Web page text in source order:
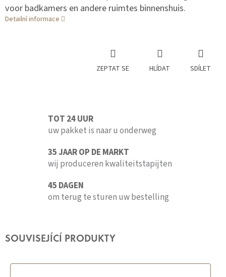
voor badkamers en andere ruimtes binnenshuis.
Detailní informace
ZEPTAT SE HLÍDAT SDÍLET
TOT 24 UUR
uw pakket is naar u onderweg
35 JAAR OP DE MARKT
wij produceren kwaliteitstapijten
45 DAGEN
om terug te sturen uw bestelling
SOUVISEJÍCÍ PRODUKTY